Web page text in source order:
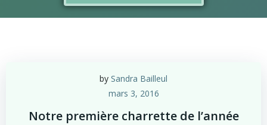
by Sandra Bailleul
mars 3, 2016
Notre première charrette de l’année